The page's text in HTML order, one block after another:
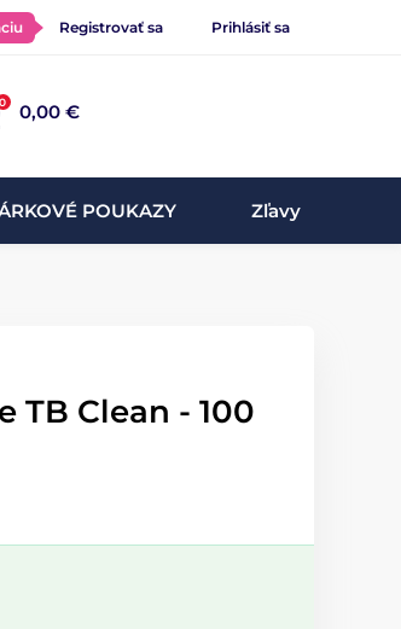
Registrovať sa Prihlásiť sa
0 0,00 €
POUKAZY Zľavy
TB Clean - 100